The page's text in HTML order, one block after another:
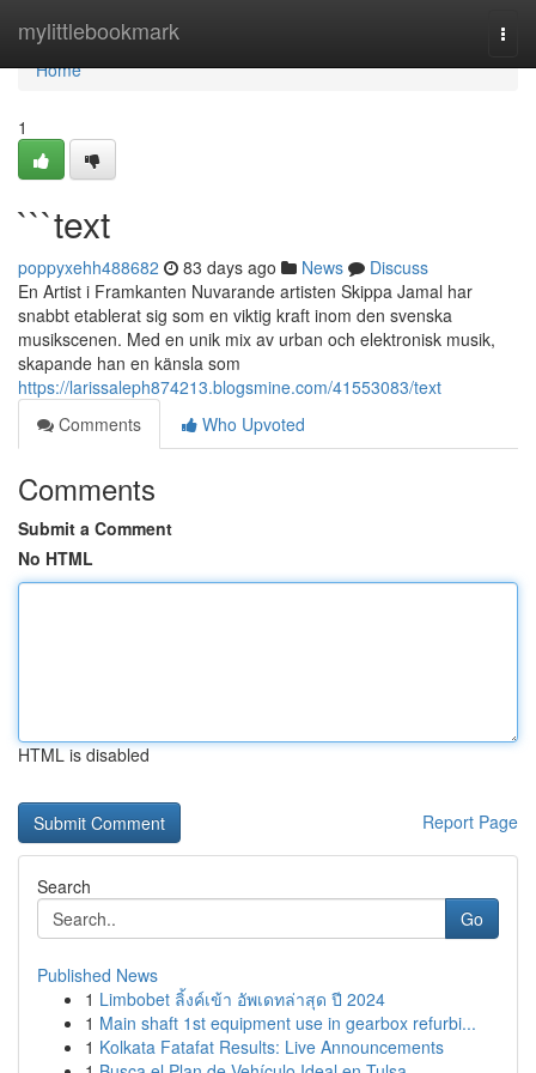
mylittlebookmark
Home
Home
1
```text
poppyxehh488682 83 days ago News
Discuss
En Artist i Framkanten Nuvarande artisten Skippa Jamal har
snabbt etablerat sig som en viktig kraft inom den svenska
musikscenen. Med en unik mix av urban och elektronisk musik,
skapande han en känsla som
https://larissaleph874213.blogsmine.com/41553083/text
Comments
Who Upvoted
Comments
Submit a Comment
No HTML
HTML is disabled
Report Page
Search
Go
Published News
1 Limbobet ลิ้งค์เข้า อัพเดทล่าสุด ปี 2024
1 Main shaft 1st equipment use in gearbox refurbi...
1 Kolkata Fatafat Results: Live Announcements